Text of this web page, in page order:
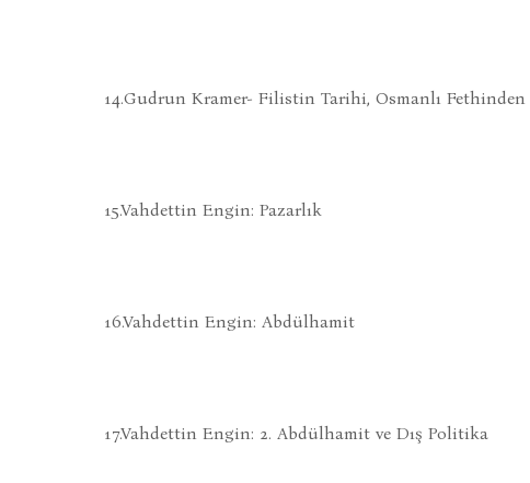
14.Gudrun Kramer- Filistin Tarihi, Osmanlı
15.Vahdettin Engin: Pazarlık
16.Vahdettin Engin: Abdülhamit
17.Vahdettin Engin: 2. Abdülhamit ve Dış Politika